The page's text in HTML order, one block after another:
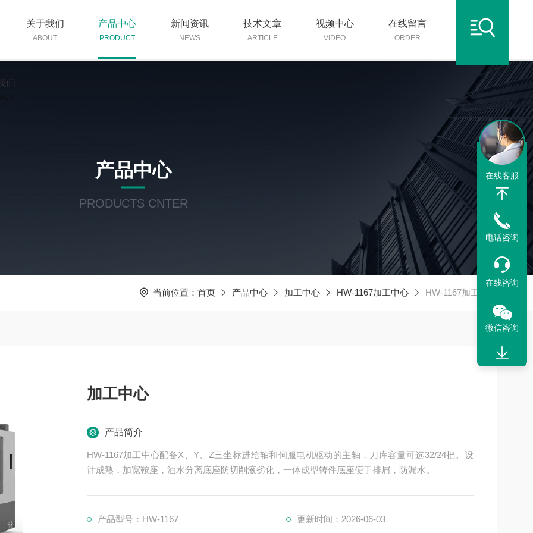
关于我们
ABOUT
产品中心
PRODUCT
新闻资讯
NEWS
技术文章
ARTICLE
视频中心
VIDEO
在线留言
ORDER
们
产品中心
PRODUCTS CNTER
当前位置： 首页 产品中心 加工中心 HW-1167加工中心 HW-1167加工中心
加工中心
产品简介
HW-1167加工中心配备X、Y、Z三坐标进给轴和伺服电机驱动的主轴，刀库容量可选32/24把。设
计成熟，加宽鞍座，油水分离底座防切削液劣化，一体成型铸件底座便于排屑，防漏水。
产品型号：HW-1167 更新时间：2026-06-03
在线客服
电话咨询
在线咨询
微信咨询